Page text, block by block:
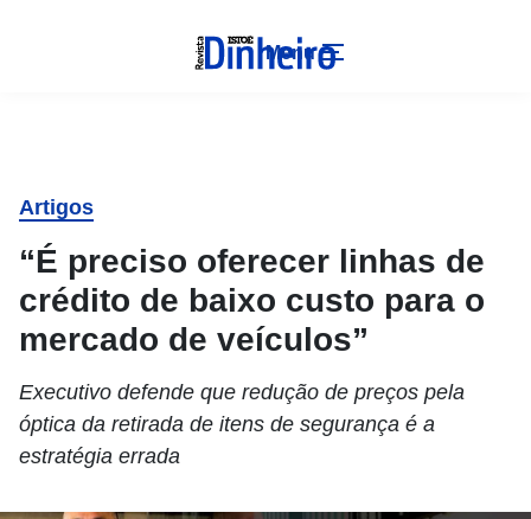
Menu
Artigos
“É preciso oferecer linhas de
crédito de baixo custo para o
mercado de veículos”
Executivo defende que redução de preços pela
óptica da retirada de itens de segurança é a
estratégia errada